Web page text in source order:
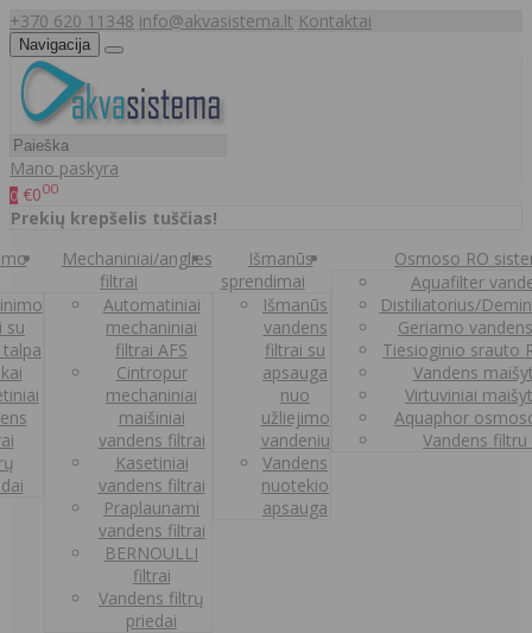
+370 620 11348 info@akvasistema.lt Kontaktai
Navigacija
Mano paskyra
0 €000
Prekių krepšelis tuščias!
su
Mechaniniai/anglies
filtrai
Automatiniai
mechaniniai
filtrai AFS
Cintropur
mechaniniai
maišiniai
vandens filtrai
Kasetiniai
vandens filtrai
Praplaunami
vandens filtrai
BERNOULLI
filtrai
Vandens filtrų
priedai
Išmanūs
sprendimai
Išmanūs
vandens
filtrai su
apsauga
nuo
užliejimo
vandeniu
Vandens
nuotekio
apsauga
Osmoso RO
Aquafilter
Distiliatorius/
Geriamo
Tiesioginio srauto
Vandens
Virtuviniai
Aquaphor
Vandens filtru